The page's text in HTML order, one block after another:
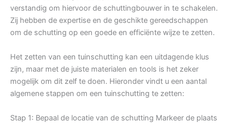
verstandig om hiervoor de schuttingbouwer in te schakelen.
Zij hebben de expertise en de geschikte gereedschappen
om de schutting op een goede en efficiënte wijze te zetten.
Het zetten van een tuinschutting kan een uitdagende klus
zijn, maar met de juiste materialen en tools is het zeker
mogelijk om dit zelf te doen. Hieronder vindt u een aantal
algemene stappen om een tuinschutting te zetten:
Stap 1: Bepaal de locatie van de schutting Markeer de plaats